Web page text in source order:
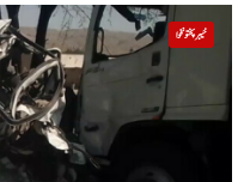
خیبر پختونخوا